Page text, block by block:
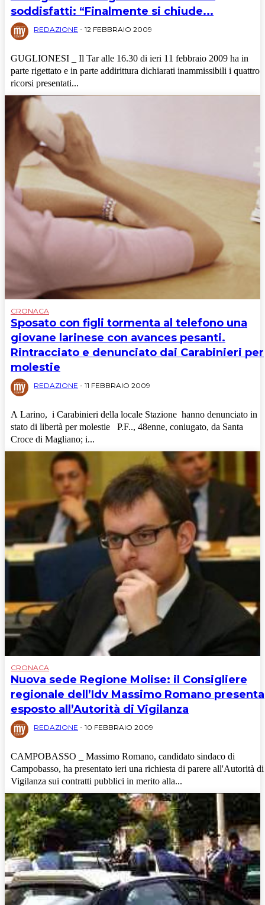
soddisfatti: “Finalmente si chiude...
REDAZIONE - 12 FEBBRAIO 2009
GUGLIONESI _ Il Tar alle 16.30 di ieri 11 febbraio 2009 ha in
parte rigettato e in parte addirittura dichiarati inammissibili i quattro
ricorsi presentati...
CRONACA
Sposato con figli tormenta al telefono una
giovane larinese con avances pesanti.
Rintracciato e denunciato dai Carabinieri per
molestie
REDAZIONE - 11 FEBBRAIO 2009
A Larino, i Carabinieri della locale Stazione hanno denunciato in
stato di libertà per molestie P.F.., 48enne, coniugato, da Santa
Croce di Magliano; i...
CRONACA
Nuova sede Regione Molise: il Consigliere
regionale dell’Idv Massimo Romano presenta
esposto all’Autorità di Vigilanza
REDAZIONE - 10 FEBBRAIO 2009
CAMPOBASSO _ Massimo Romano, candidato sindaco di
Campobasso, ha presentato ieri una richiesta di parere all'Autorità di
Vigilanza sui contratti pubblici in merito alla...